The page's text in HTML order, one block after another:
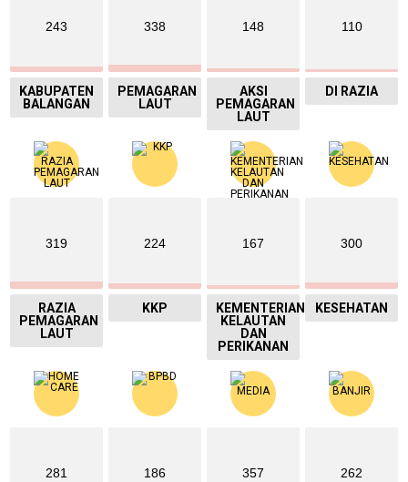
243
KABUPATEN
BALANGAN
338
PEMAGARAN
LAUT
148
AKSI
PEMAGARAN
LAUT
110
DI RAZIA
319
RAZIA
PEMAGARAN
LAUT
224
KKP
167
KEMENTERIAN
KELAUTAN
DAN
PERIKANAN
300
KESEHATAN
281 186 357 262